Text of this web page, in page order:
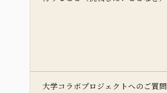
大学コラボプロジェクトへのご質問